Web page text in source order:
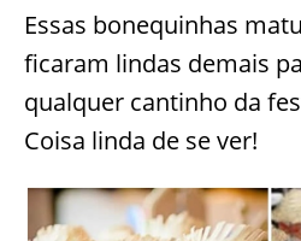
Essas bonequinhas
ficaram lindas demais
qualquer cantinho da
Coisa linda de se ver!